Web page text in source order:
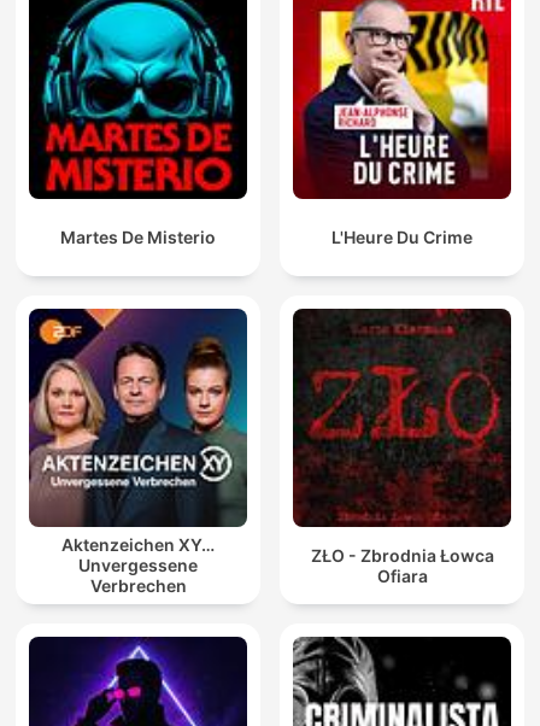
Martes De Misterio L'Heure Du Crime
Aktenzeichen XY…
Unvergessene
Verbrechen
ZŁO - Zbrodnia Łowca
Ofiara